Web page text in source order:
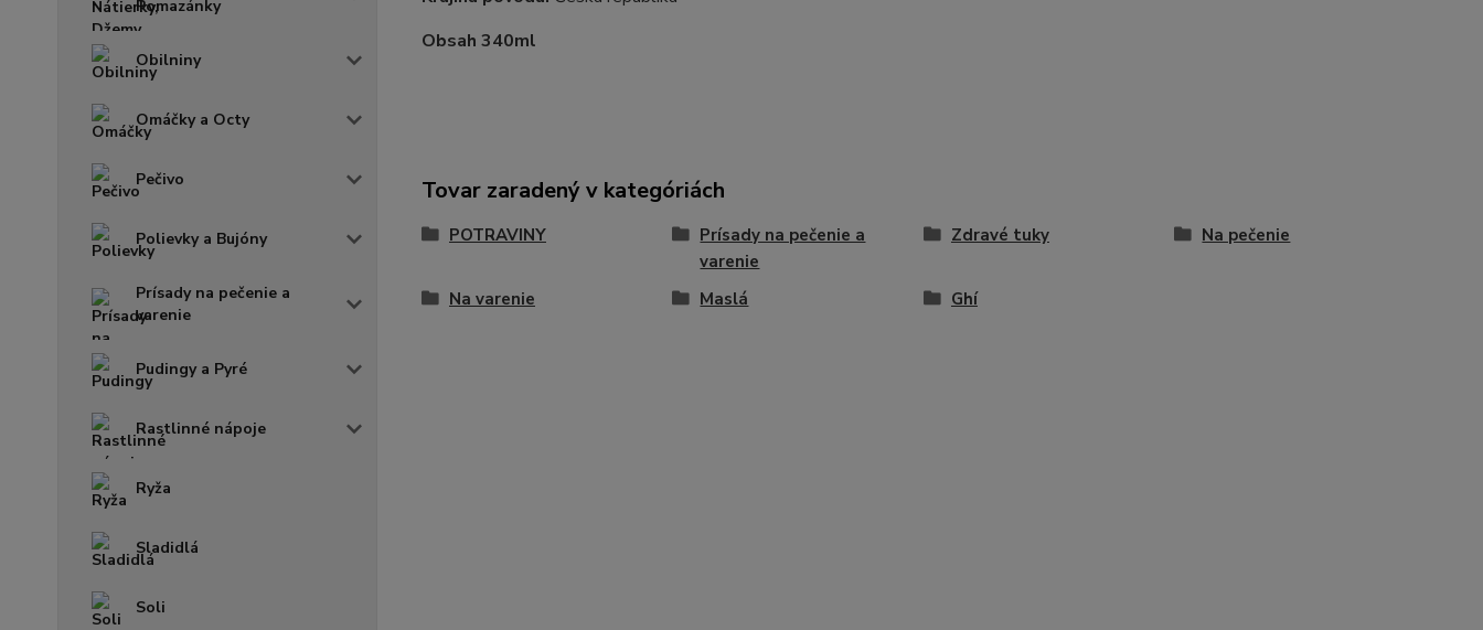
Pomazánky
Obilniny
Omáčky a Octy
Pečivo
Polievky a Bujóny
Prísady na pečenie a
varenie
Pudingy a Pyré
Rastlinné nápoje
Ryža
Sladidlá
Soli
Obsah 340ml
Tovar zaradený v kategóriách
POTRAVINY
Prísady na pečenie a
varenie
Zdravé tuky Na pečenie
Na varenie Maslá Ghí